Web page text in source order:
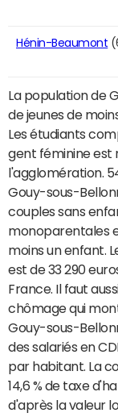
Hénin-Beaumont
La population de
de jeunes de
Les étudiants
gent féminine est
l'agglomération.
Gouy-sous-
couples sans
monoparentales
moins un enfant.
est de 33 290
France. Il faut
chômage qui
Gouy-sous-
des salariés en
par habitant. La
14,6 % de taxe
d'après la valeur